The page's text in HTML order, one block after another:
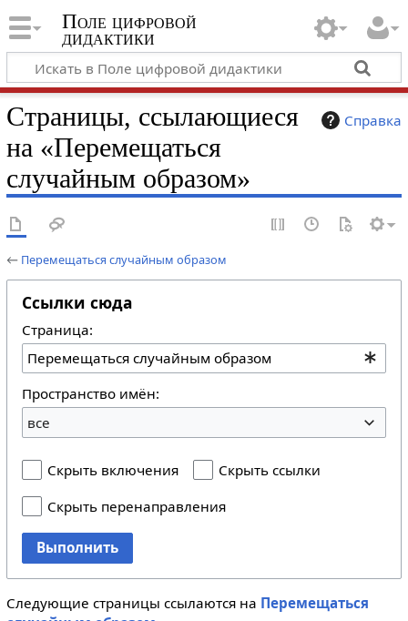
Поле цифровой
дидактики
Справка
Страницы, ссылающиеся
на «Перемещаться
случайным образом»
← Перемещаться случайным образом
Ссылки сюда
Страница:
Пространство имён:
все
Скрыть включения
Скрыть ссылки
Скрыть перенаправления
Выполнить
Следующие страницы ссылаются на Перемещаться